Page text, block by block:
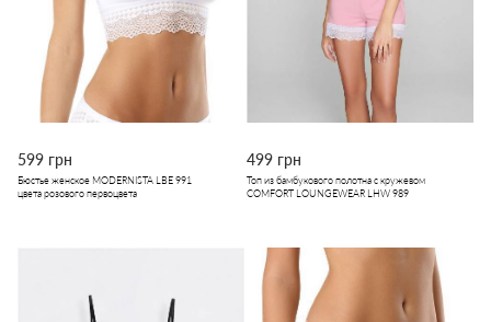
599 грн
Бюстье женское MODERNISTA LBE 991
цвета розового первоцвета
499 грн
Топ из бамбукового полотна с кружевом
COMFORT LOUNGEWEAR LHW 989